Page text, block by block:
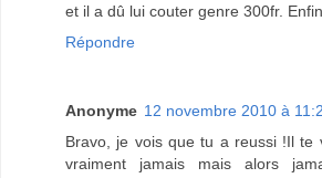
et il a dû lui couter genre 300fr.
Répondre
Anonyme 12 novembre 2010 à
Bravo, je vois que tu a reussi !Il te
vraiment jamais mais alors